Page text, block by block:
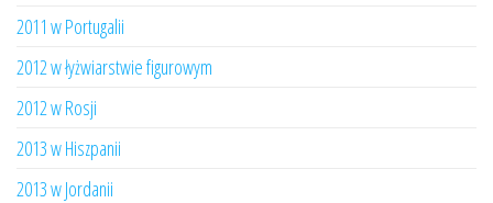
2011 w Portugalii
2012 w łyżwiarstwie figurowym
2012 w Rosji
2013 w Hiszpanii
2013 w Jordanii